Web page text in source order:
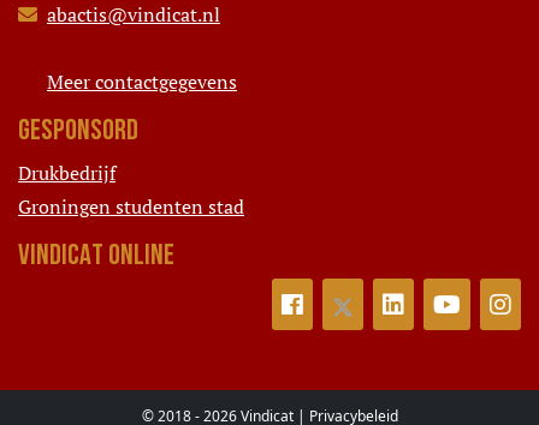
abactis@vindicat.nl
Meer contactgegevens
GESPONSORD
Drukbedrijf
Groningen studenten stad
VINDICAT ONLINE
© 2018 - 2026 Vindicat | Privacybeleid